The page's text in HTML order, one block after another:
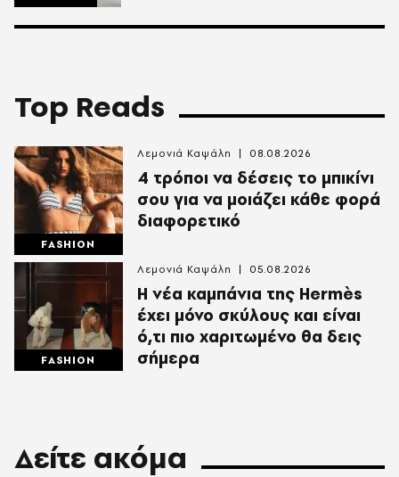
Top Reads
FASHION
4 τρόποι να δέσεις το μπικίνι
σου για να μοιάζει κάθε φορά
διαφορετικό
Λεμονιά Καψάλη 08.08.2026
FASHION
Η νέα καμπάνια της Hermès
έχει μόνο σκύλους και είναι
ό,τι πιο χαριτωμένο θα δεις
σήμερα
Λεμονιά Καψάλη 05.08.2026
Δείτε ακόμα